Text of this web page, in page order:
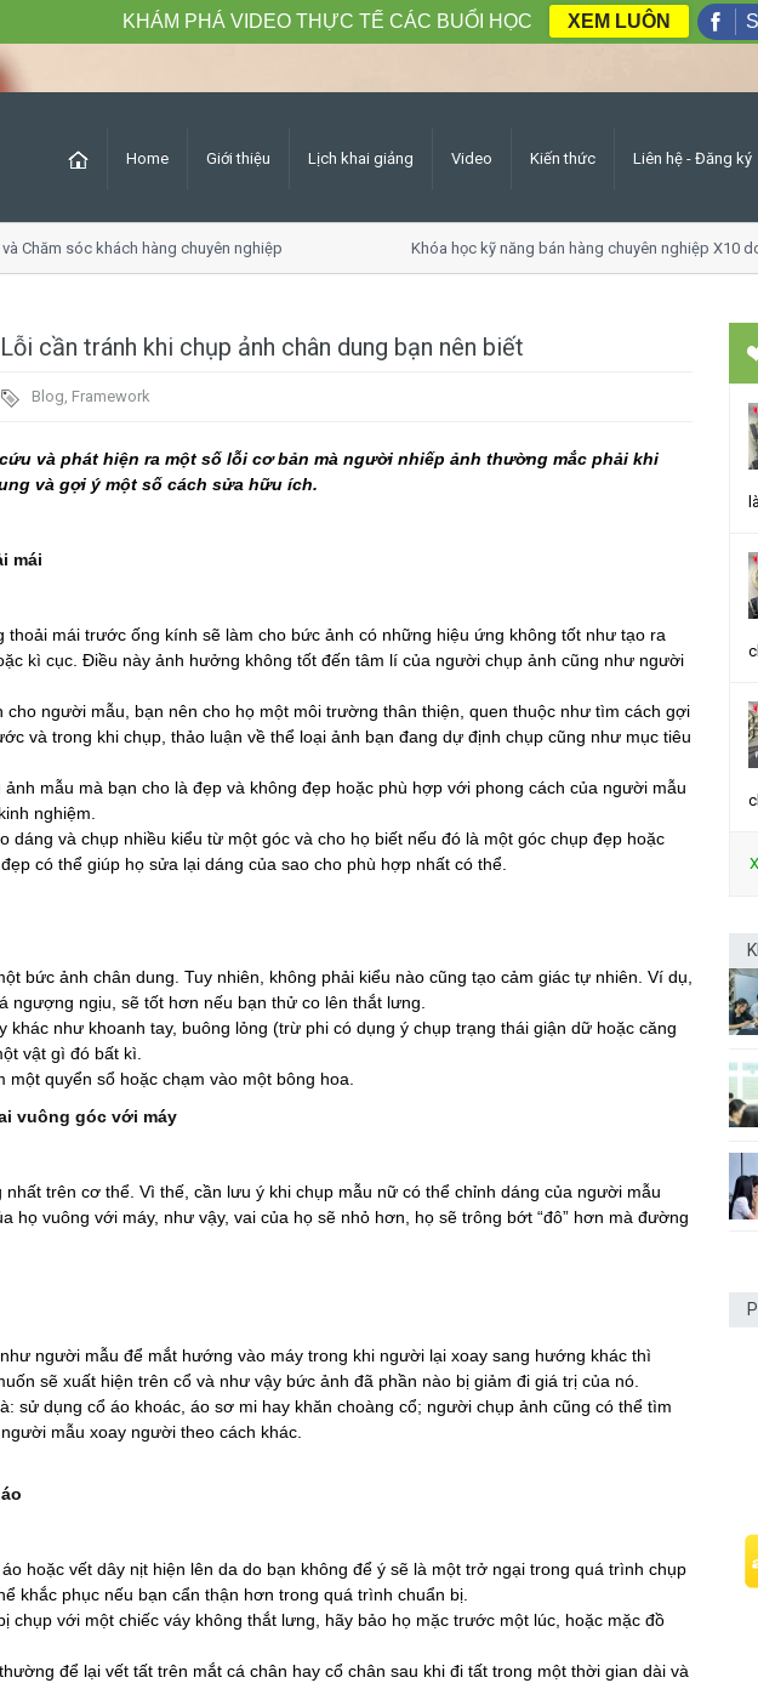
Home Giới thiệu Lịch khai giảng Video Kiến thức Liên hệ - Đăng ký
sóc khách hàng chuyên nghiệp Khóa học kỹ năng bán hàng chuyên nghiệp X10
Lỗi cần tránh khi chụp ảnh chân dung bạn nên biết
Blog, Framework
và phát hiện ra một số lỗi cơ bản mà người nhiếp ảnh thường mắc phải khi
và gợi ý một số cách sửa hữu ích.
mái
thoải mái trước ống kính sẽ làm cho bức ảnh có những hiệu ứng không tốt như tạo ra
kì cục. Điều này ảnh hưởng không tốt đến tâm lí của người chụp ảnh cũng như người
cho người mẫu, bạn nên cho họ một môi trường thân thiện, quen thuộc như tìm cách gợi
và trong khi chụp, thảo luận về thể loại ảnh bạn đang dự định chụp cũng như mục tiêu
mẫu mà bạn cho là đẹp và không đẹp hoặc phù hợp với phong cách của người mẫu
nghiệm.
dáng và chụp nhiều kiểu từ một góc và cho họ biết nếu đó là một góc chụp đẹp hoặc
có thể giúp họ sửa lại dáng của sao cho phù hợp nhất có thể.
bức ảnh chân dung. Tuy nhiên, không phải kiểu nào cũng tạo cảm giác tự nhiên. Ví dụ,
ngượng ngịu, sẽ tốt hơn nếu bạn thử co lên thắt lưng.
khác như khoanh tay, buông lỏng (trừ phi có dụng ý chụp trạng thái giận dữ hoặc căng
vật gì đó bất kì.
quyển sổ hoặc chạm vào một bông hoa.
vuông góc với máy
trên cơ thể. Vì thế, cần lưu ý khi chụp mẫu nữ có thể chỉnh dáng của người mẫu
họ vuông với máy, như vậy, vai của họ sẽ nhỏ hơn, họ sẽ trông bớt “đô” hơn mà đường
người mẫu để mắt hướng vào máy trong khi người lại xoay sang hướng khác thì
sẽ xuất hiện trên cổ và như vậy bức ảnh đã phần nào bị giảm đi giá trị của nó.
sử dụng cổ áo khoác, áo sơ mi hay khăn choàng cổ; người chụp ảnh cũng có thể tìm
mẫu xoay người theo cách khác.
hoặc vết dây nịt hiện lên da do bạn không để ý sẽ là một trở ngại trong quá trình chụp
khắc phục nếu bạn cẩn thận hơn trong quá trình chuẩn bị.
chụp với một chiếc váy không thắt lưng, hãy bảo họ mặc trước một lúc, hoặc mặc đồ
để lại vết tất trên mắt cá chân hay cổ chân sau khi đi tất trong một thời gian dài và
KHÁM PHÁ VIDEO THỰC TẾ CÁC BUỔI HỌC XEM LUÔN